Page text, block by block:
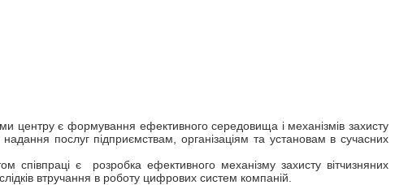
центру є формування ефективного середовища і механізмів захисту
послуг підприємствам, організаціям та установам в сучасних
співпраці є розробка ефективного механізму захисту вітчизняних
втручання в роботу цифрових систем компаній.